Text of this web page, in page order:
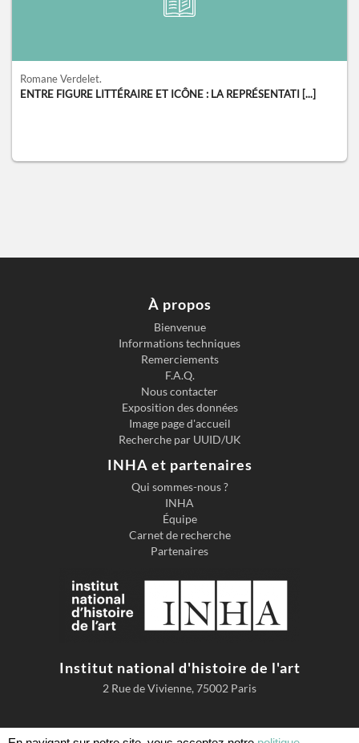
Romane Verdelet.
ENTRE FIGURE LITTÉRAIRE ET ICÔNE : LA REPRÉSENTATI [...]
À propos
Bienvenue
Informations techniques
Remerciements
F.A.Q.
Nous contacter
Exposition des données
Image page d'accueil
Recherche par UUID/UK
INHA et partenaires
Qui sommes-nous ?
INHA
Équipe
Carnet de recherche
Partenaires
Institut national d'histoire de l'art
2 Rue de Vivienne, 75002 Paris